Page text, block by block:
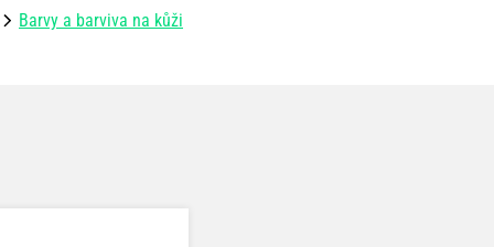
Barvy a barviva na kůži